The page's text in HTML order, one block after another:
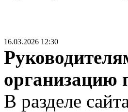
16.03.2026 12:30
организацию
В разделе